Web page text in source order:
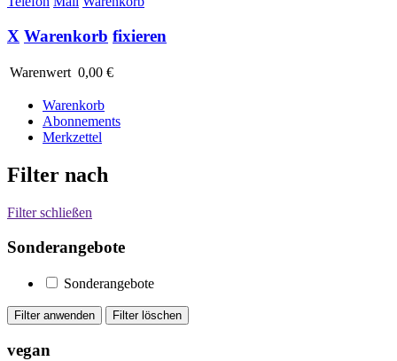
X Warenkorb fixieren
Warenwert 0,00 €
Warenkorb
Abonnements
Merkzettel
Filter nach
Filter schließen
Sonderangebote
Sonderangebote
vegan